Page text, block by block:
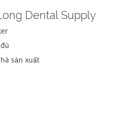
Dental Supply
sản xuất